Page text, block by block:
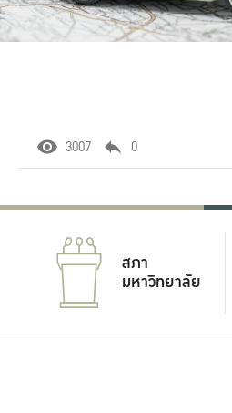
3007 0
สภา
มหาวิทยาลัย